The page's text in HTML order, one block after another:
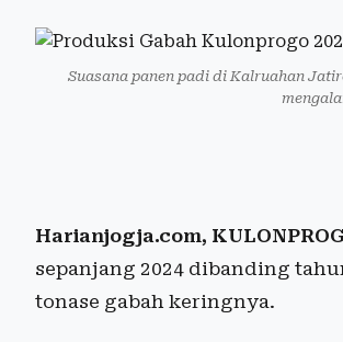
Suasana panen padi di Kalruahan
Harianjogja.com,
sepanjang 2024 dibanding
tonase gabah keringnya.